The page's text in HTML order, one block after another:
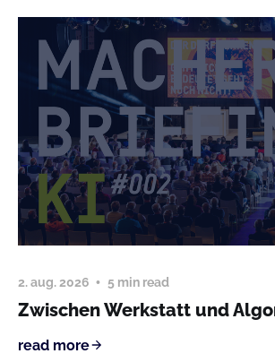
2. aug. 2026 5 min read
Zwischen Werkstatt und
read more